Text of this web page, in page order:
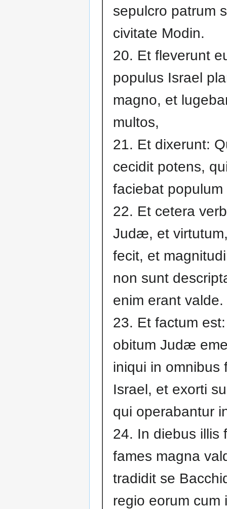
sepulcro patrum
civitate Modin.
20. Et fleverunt
populus Israel
magno, et
multos,
21. Et dixerunt:
cecidit potens,
faciebat populum
22. Et cetera
Judæ, et
fecit, et
non sunt
enim erant valde.
23. Et factum
obitum Judæ
iniqui in omnibus
Israel, et exorti
qui operabantur
24. In diebus illis
fames magna
tradidit se
regio eorum cum